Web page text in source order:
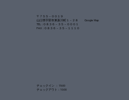
〒７５５－００１９
山口県宇部市東新川町１－２８Google Map
TEL : ０８３６－３５－０００１
​FAX : ０８３６－３５－１１１０
チェックイン ： 15:00
チェックアウト：10:00